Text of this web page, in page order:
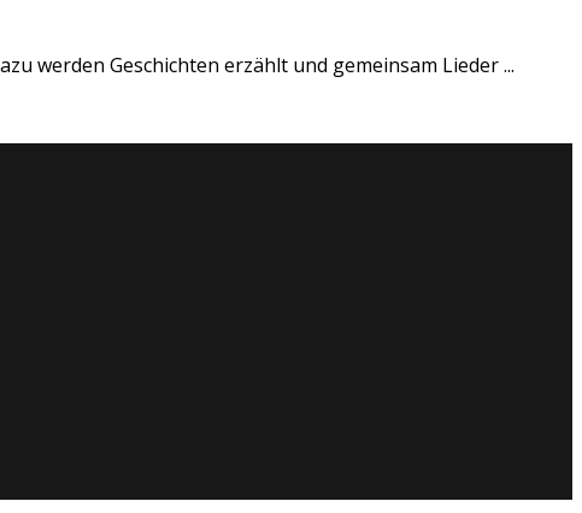
werden Geschichten erzählt und gemeinsam Lieder ...